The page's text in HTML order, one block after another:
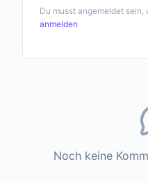
Du musst angemeldet sein,
anmelden
Noch keine